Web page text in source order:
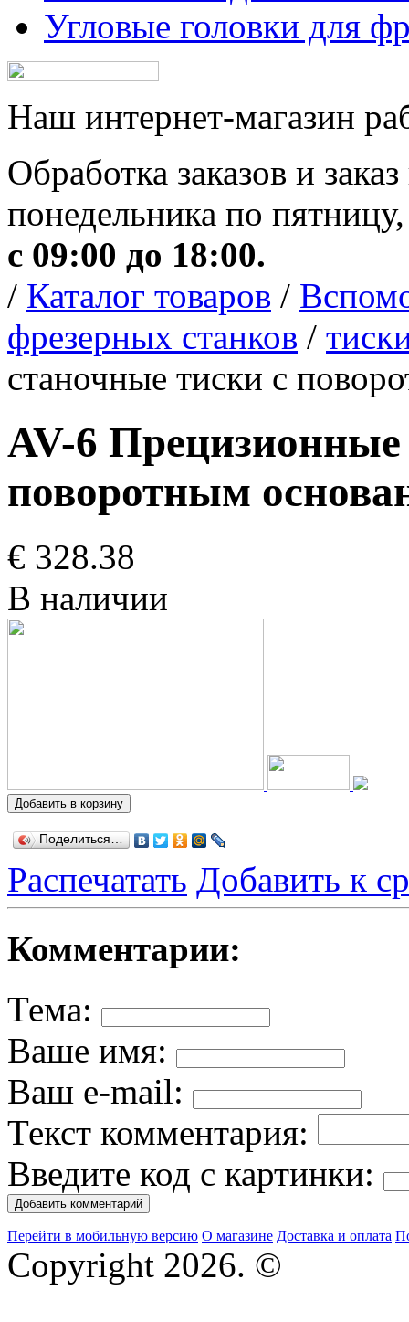
Угловые головки для
Наш интернет-магазин
Обработка заказов и
понедельника по пятницу,
с 09:00 до 18:00.
/ Каталог товаров /
фрезерных станков /
станочные тиски с
AV-6
поворотным
€ 328.38
В наличии
Поделиться…
Распечатать Добавить к
Комментарии:
Тема:
Ваше имя:
Ваш e-mail:
Текст комментария:
Введите код с картинки:
Перейти в мобильную версию О магазине Доставка и оплата
Copyright 2026. ©